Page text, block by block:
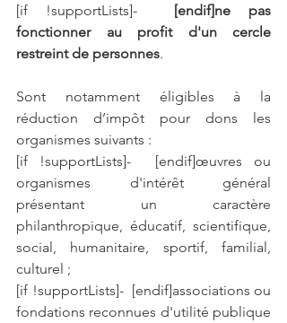
[if !supportLists]- [endif]ne pas
fonctionner au profit d'un cercle
restreint de personnes.
Sont notamment éligibles à la
réduction d’impôt pour dons les
organismes suivants :
[if !supportLists]-  [endif]œuvres ou
organismes d'intérêt général
présentant un caractère
philanthropique, éducatif, scientifique,
social, humanitaire, sportif, familial,
culturel ;
[if !supportLists]-  [endif]associations ou
fondations reconnues d'utilité publique